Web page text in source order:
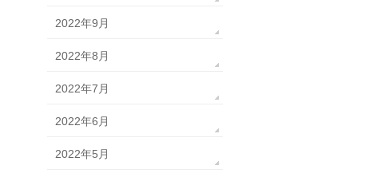
2022年9月
2022年8月
2022年7月
2022年6月
2022年5月